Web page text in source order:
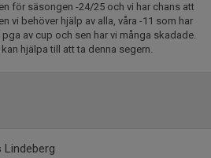
för säsongen -24/25 och vi har chans att
vi behöver hjälp av alla, våra -11 som har
av cup och sen har vi många skadade.
hjälpa till att ta denna segern.
Lindeberg